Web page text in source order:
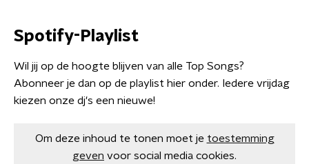
Spotify-Playlist
Wil jij op de hoogte blijven van alle Top Songs?
Abonneer je dan op de playlist hier onder. Iedere vrijdag
kiezen onze dj's een nieuwe!
Om deze inhoud te tonen moet je toestemming
geven voor social media cookies.